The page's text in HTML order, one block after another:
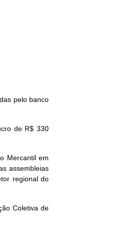
pelo banco
de R$ 330
Mercantil em
assembleias
regional do
Coletiva de